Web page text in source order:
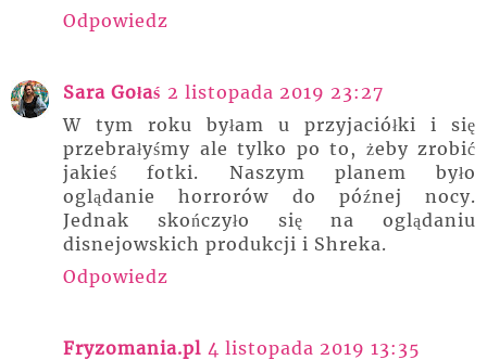
Odpowiedz
Sara Gołaś 2 listopada 2019 23:27
W tym roku byłam u przyjaciółki i się
przebrałyśmy ale tylko po to, żeby zrobić
jakieś fotki. Naszym planem było
oglądanie horrorów do późnej nocy.
Jednak skończyło się na oglądaniu
disnejowskich produkcji i Shreka.
Odpowiedz
Fryzomania.pl 4 listopada 2019 13:35